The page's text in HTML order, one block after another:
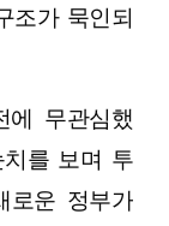
조가 묵인되
에 무관심했
를 보며 투
로운 정부가